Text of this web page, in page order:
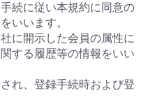
続に従い本規約に同意の
いいます。
に開示した会員の属性に
する履歴等の情報をいい
れ、登録手続時および登